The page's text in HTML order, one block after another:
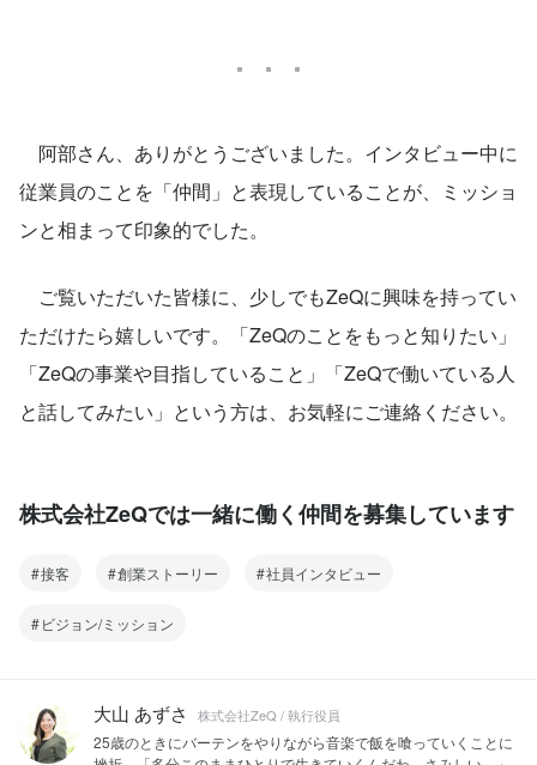
阿部さん、ありがとうございました。インタビュー中に
従業員のことを「仲間」と表現していることが、ミッショ
ンと相まって印象的でした。
ご覧いただいた皆様に、少しでもZeQに興味を持ってい
ただけたら嬉しいです。「ZeQのことをもっと知りたい」
「ZeQの事業や目指していること」「ZeQで働いている人
と話してみたい」という方は、お気軽にご連絡ください。
株式会社ZeQでは一緒に働く仲間を募集しています
接客 創業ストーリー 社員インタビュー
ビジョン/ミッション
大山 あずさ 株式会社ZeQ / 執行役員
25歳のときにバーテンをやりながら音楽で飯を喰っていくことに